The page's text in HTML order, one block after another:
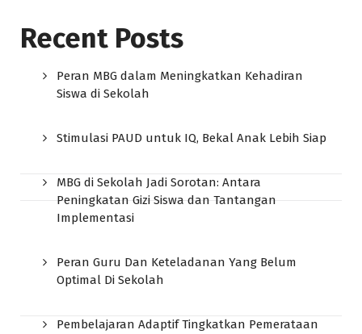
Recent Posts
Peran MBG dalam Meningkatkan Kehadiran
Siswa di Sekolah
Stimulasi PAUD untuk IQ, Bekal Anak Lebih Siap
MBG di Sekolah Jadi Sorotan: Antara
Peningkatan Gizi Siswa dan Tantangan
Implementasi
Peran Guru Dan Keteladanan Yang Belum
Optimal Di Sekolah
Pembelajaran Adaptif Tingkatkan Pemerataan